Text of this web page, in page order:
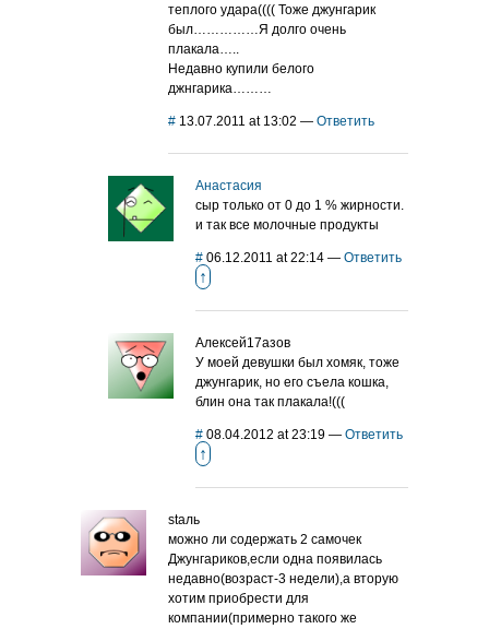
теплого удара(((( Тоже джунгарик
был……………Я долго очень
плакала…..
Недавно купили белого
джнгарика………
# 13.07.2011 at 13:02 — Ответить
Анастасия
сыр только от 0 до 1 % жирности.
и так все молочные продукты
# 06.12.2011 at 22:14 — Ответить
↑
Алексей17азов
У моей девушки был хомяк, тоже
джунгарик, но его съела кошка,
блин она так плакала!(((
# 08.04.2012 at 23:19 — Ответить
↑
staль
можно ли содержать 2 самочек
Джунгариков,если одна появилась
недавно(возраст-3 недели),а вторую
хотим приобрести для
компании(примерно такого же